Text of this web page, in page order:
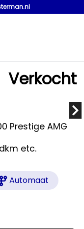
Verkocht
Prestige AMG
etc.
Automaat